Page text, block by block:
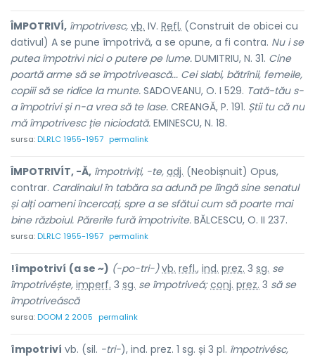
ÎMPOTRIVÍ, împotrivesc, vb. IV. Refl. (Construit de obicei cu
dativul) A se pune împotrivă, a se opune, a fi contra. Nu i se
putea împotrivi nici o putere pe lume. DUMITRIU, N. 31. Cine
poartă arme să se împotrivească... Cei slabi, bătrînii, femeile,
copiii să se ridice la munte. SADOVEANU, O. I 529. Tată-tău s-
a împotrivi și n-a vrea să te lase. CREANGĂ, P. 191. Știi tu că nu
mă împotrivesc ție niciodată. EMINESCU, N. 18.
sursa:DLRLC 1955-1957 permalink
ÎMPOTRIVÍT, -Ă, împotriviți, -te, adj. (Neobișnuit) Opus,
contrar. Cardinalul în tabăra sa adună pe lîngă sine senatul
și alți oameni încercați, spre a se sfătui cum să poarte mai
bine războiul. Părerile fură împotrivite. BĂLCESCU, O. II 237.
sursa:DLRLC 1955-1957 permalink
!împotriví (a se ~) (-po-tri-) vb. refl., ind. prez. 3 sg. se
împotrivéște, imperf. 3 sg. se împotriveá; conj. prez. 3 să se
împotriveáscă
sursa:DOOM 2 2005 permalink
împotriví vb. (sil. -tri-), ind. prez. 1 sg. și 3 pl. împotrivésc,